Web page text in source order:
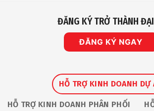
ĐĂNG KÝ TRỞ THÀNH
ĐĂNG KÝ NGAY
HỖ TRỢ KINH DOANH DỰ
HỖ TRỢ KINH DOANH PHÂN PHỐI